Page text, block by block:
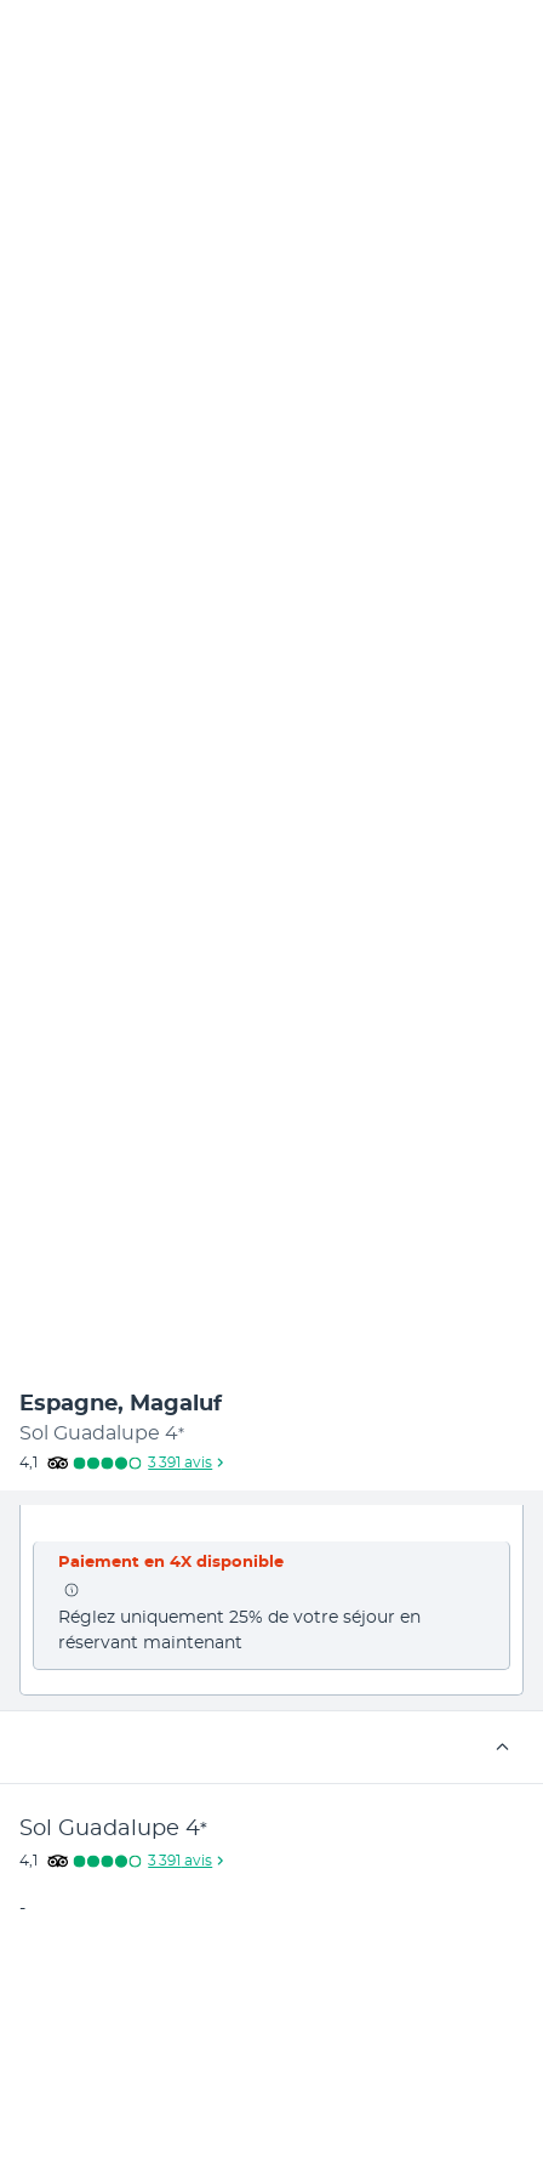
Espagne, Magaluf
Sol Guadalupe 4*
4,1 3 391 avis
Paiement en 4X disponible
Réglez uniquement 25% de votre séjour en
réservant maintenant
Sol Guadalupe 4*
4,1 3 391 avis
-